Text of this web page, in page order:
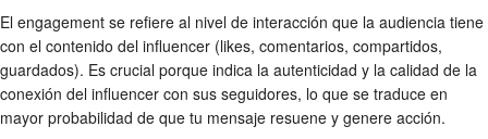
El engagement se refiere al nivel de interacción que la audiencia tiene
con el contenido del influencer (likes, comentarios, compartidos,
guardados). Es crucial porque indica la autenticidad y la calidad de la
conexión del influencer con sus seguidores, lo que se traduce en
mayor probabilidad de que tu mensaje resuene y genere acción.